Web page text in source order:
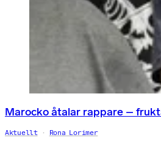
Marocko åtalar rappare –
Aktuellt Rona Lorimer